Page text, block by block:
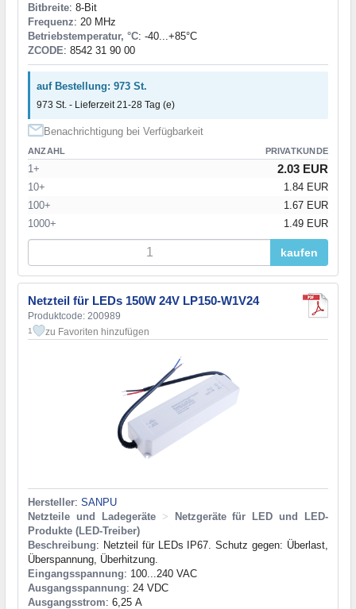
Bitbreite: 8-Bit
Frequenz: 20 MHz
Betriebstemperatur, °C: -40...+85°C
ZCODE: 8542 31 90 00
auf Bestellung: 973 St.
973 St. - Lieferzeit 21-28 Tag (e)
Benachrichtigung bei Verfügbarkeit
ANZAHL PRIVATKUNDE
1+ 2.03 EUR
10+
1.84 EUR
100+
1.67 EUR
1000+
1.49 EUR
kaufen
Netzteil für LEDs 150W 24V LP150-W1V24
Produktcode: 200989
1 zu Favoriten hinzufügen
Hersteller: SANPU
Netzteile und Ladegeräte
>
Netzgeräte für LED und LED-
Produkte (LED-Treiber)
Beschreibung: Netzteil für LEDs IP67. Schutz gegen: Überlast,
Überspannung, Überhitzung.
Eingangsspannung: 100...240 VAC
Ausgangsspannung: 24 VDC
Ausgangsstrom: 6,25 А